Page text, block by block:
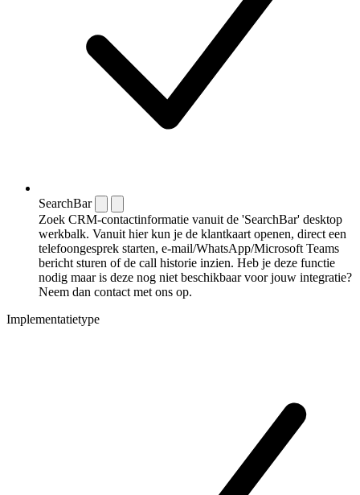
SearchBar
Zoek CRM-contactinformatie vanuit de 'SearchBar' desktop
werkbalk. Vanuit hier kun je de klantkaart openen, direct een
telefoongesprek starten, e-mail/WhatsApp/Microsoft Teams
bericht sturen of de call historie inzien. Heb je deze functie
nodig maar is deze nog niet beschikbaar voor jouw integratie?
Neem dan contact met ons op.
Implementatietype